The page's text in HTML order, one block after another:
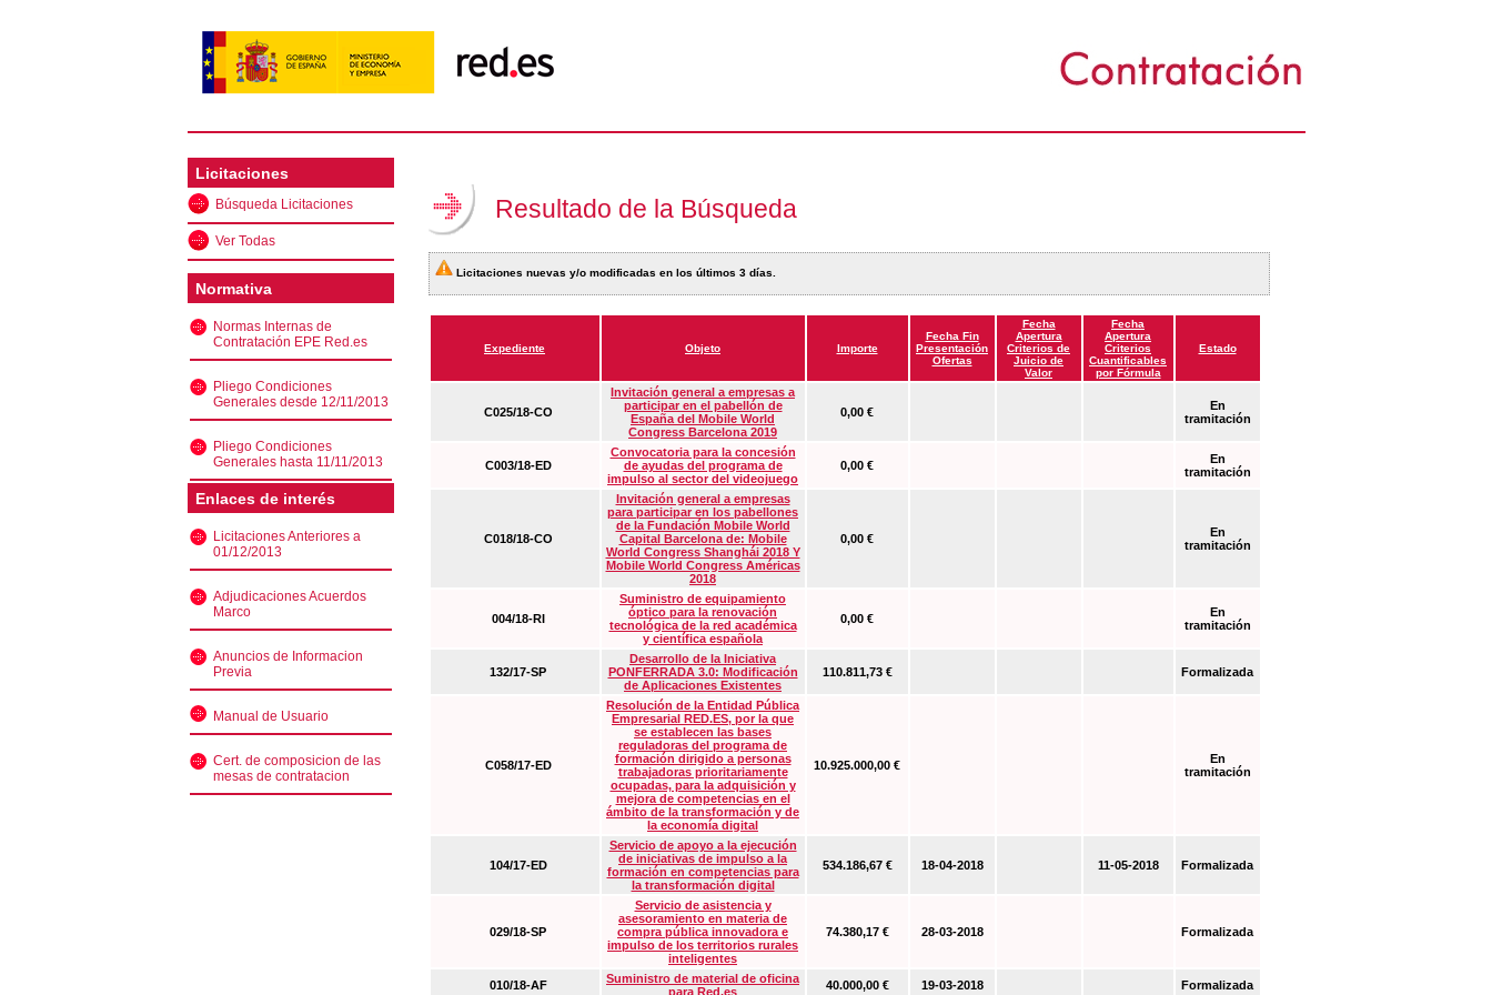
Licitaciones
Búsqueda Licitaciones
Ver Todas
Normativa
Normas Internas de
Contratación EPE Red.es
Pliego Condiciones
Generales desde 12/11/2013
Pliego Condiciones
Generales hasta 11/11/2013
Enlaces de interés
Licitaciones Anteriores a
01/12/2013
Adjudicaciones Acuerdos
Marco
Anuncios de Informacion
Previa
Manual de Usuario
Cert. de composicion de las
mesas de contratacion
Resultado de la Búsqueda
Licitaciones nuevas y/o modificadas en los últimos 3 días.
Expediente Objeto Importe
Fecha Fin
Presentación
Ofertas
Fecha
Apertura
Criterios de
Juicio de
Valor
Fecha
Apertura
Criterios
Cuantificables
por Fórmula
Estado
C025/18-CO
Invitación general a empresas a
participar en el pabellón de
España del Mobile World
Congress Barcelona 2019
0,00 €
En
tramitación
C003/18-ED
Convocatoria para la concesión
de ayudas del programa de
impulso al sector del videojuego
0,00 €
En
tramitación
C018/18-CO
Invitación general a empresas
para participar en los pabellones
de la Fundación Mobile World
Capital Barcelona de: Mobile
World Congress Shanghái 2018 Y
Mobile World Congress Américas
2018
0,00 €
En
tramitación
004/18-RI
Suministro de equipamiento
óptico para la renovación
tecnológica de la red académica
y científica española
0,00 €
En
tramitación
132/17-SP
Desarrollo de la Iniciativa
PONFERRADA 3.0: Modificación
de Aplicaciones Existentes
110.811,73 € Formalizada
C058/17-ED
Resolución de la Entidad Pública
Empresarial RED.ES, por la que
se establecen las bases
reguladoras del programa de
formación dirigido a personas
trabajadoras prioritariamente
ocupadas, para la adquisición y
mejora de competencias en el
ámbito de la transformación y de
la economía digital
10.925.000,00 €
En
tramitación
104/17-ED
Servicio de apoyo a la ejecución
de iniciativas de impulso a la
formación en competencias para
la transformación digital
534.186,67 € 18-04-2018 11-05-2018 Formalizada
029/18-SP
Servicio de asistencia y
asesoramiento en materia de
compra pública innovadora e
impulso de los territorios rurales
inteligentes
74.380,17 € 28-03-2018 Formalizada
010/18-AF
Suministro de material de oficina
para Red.es
40.000,00 € 19-03-2018 Formalizada